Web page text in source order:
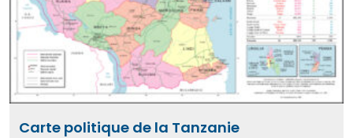
Carte politique de la Tanzanie